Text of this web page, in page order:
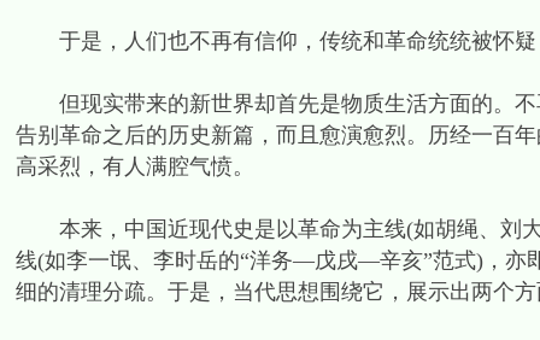
于是，人们也不再有信仰，传统和革命统统被怀疑
但现实带来的新世界却首先是物质生活方面的。不
告别革命之后的历史新篇，而且愈演愈烈。历经一百
高采烈，有人满腔气愤。
本来，中国近现代史是以革命为主线(如胡绳、刘
线(如李一氓、李时岳的“洋务—戊戌—辛亥”范式)，亦
细的清理分疏。于是，当代思想围绕它，展示出两个